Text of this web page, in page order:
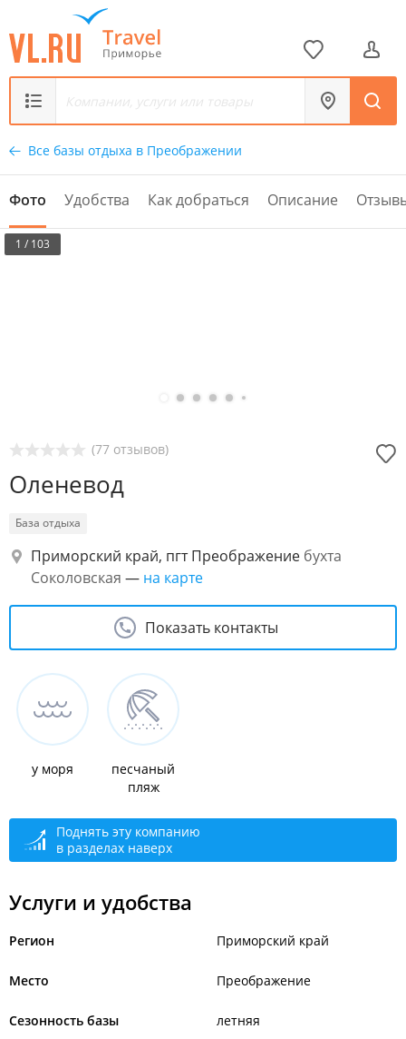
Все базы отдыха в Преображении
Фото Удобства Как добраться Описание
1 / 103
(77 отзывов)
Оленевод
База отдыха
Приморский край, пгт Преображение бухта
Соколовская — на карте
Показать контакты
у моря
песчаный
пляж
Поднять эту компанию
в разделах наверх
Услуги и удобства
Регион Приморский край
Место Преображение
Сезонность базы летняя